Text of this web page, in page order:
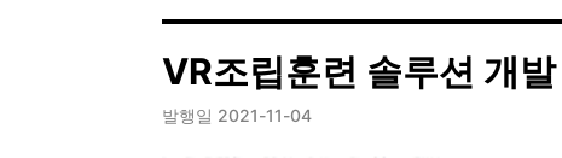
VR조립훈련 솔루션 개발
발행일 2021-11-04